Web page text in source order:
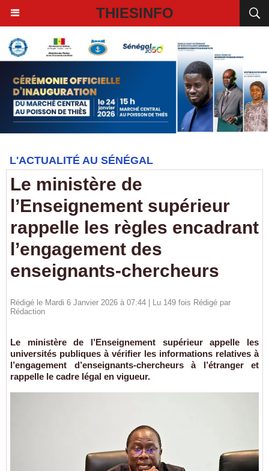
THIESINFO
L'ACTUALITÉ AU SÉNÉGAL
Le ministère de
l’Enseignement supérieur
rappelle les règles encadrant
l’engagement des
enseignants-chercheurs
Rédigé le Mardi 6 Janvier 2026 à 07:44 | Lu 149 fois Rédigé par
Rédaction
Le ministère de l’Enseignement supérieur appelle les
universités publiques à vérifier les informations relatives à
l’engagement d’enseignants-chercheurs à l’étranger et
rappelle le cadre légal en vigueur.